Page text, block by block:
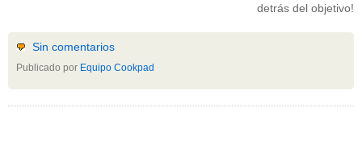
detrás del objetivo!
Sin comentarios
Publicado por Equipo Cookpad